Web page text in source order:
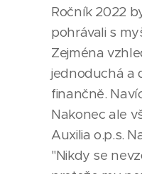
Ročník 2022
pohrávali s
Zejména
jednoduchá a
finančně.
Nakonec ale
Auxilia o.p.s.
"Nikdy se